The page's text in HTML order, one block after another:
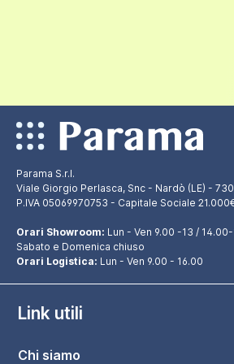
Parama S.r.l.
Viale Giorgio Perlasca, Snc - Nardò (LE) -
P.IVA 05069970753 - Capitale Sociale
Orari Showroom: Lun - Ven 9.00 -13 / 14.00-
Sabato e Domenica chiuso
Orari Logistica: Lun - Ven 9.00 - 16.00
Link utili
Chi siamo